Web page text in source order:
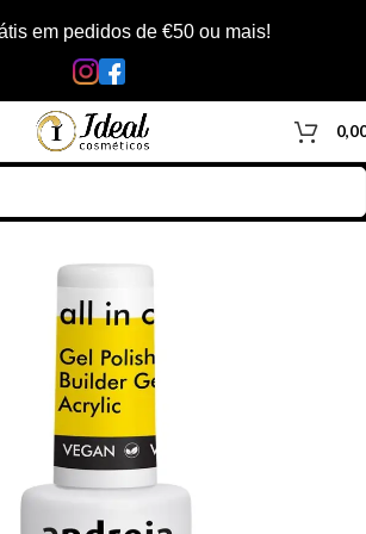
em pedidos de €50 ou mais!